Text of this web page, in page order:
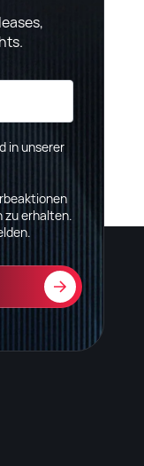
in unserer
zu erhalten.